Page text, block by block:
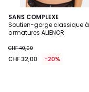
SANS COMPLEXE
Soutien-gorge classique à
armatures ALIENOR
CHF 40,00
CHF 32,00 -20%